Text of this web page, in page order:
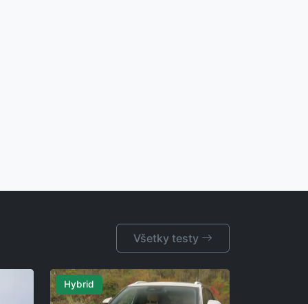
Všetky testy